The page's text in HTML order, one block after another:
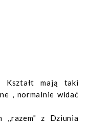
Kształt mają taki
, normalnie widać
,,razem" z Dziunia